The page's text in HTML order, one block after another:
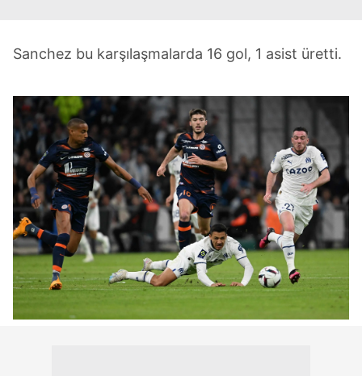
Sanchez bu karşılaşmalarda 16 gol, 1 asist üretti.